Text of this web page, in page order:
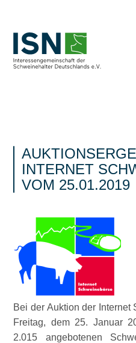
INTERNET
VOM 25.01.2019
Bei der Auktion der Internet
Freitag, dem 25. Januar
2.015 angebotenen